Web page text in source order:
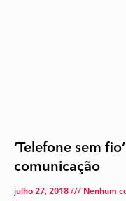
‘Telefone sem
comunicação
julho 27, 2018 Nenhum